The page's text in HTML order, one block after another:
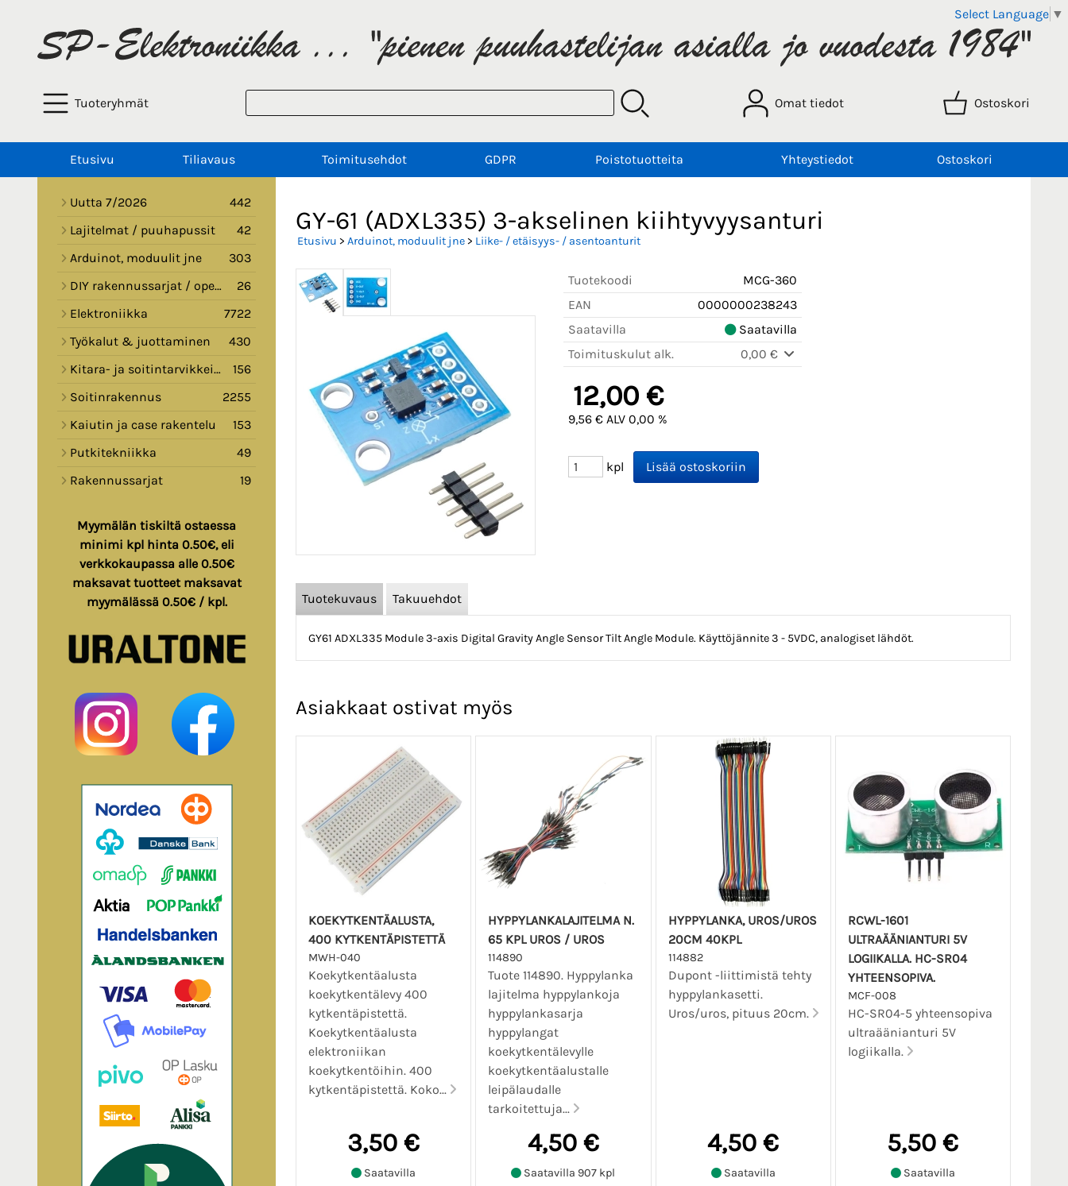
Select Language ▼
Tuoteryhmät Omat tiedot Ostoskori
Etusivu Tiliavaus Toimitusehdot GDPR Poistotuotteita Yhteystiedot Ostoskori
Uutta 7/2026
442
Lajitelmat / puuhapussit
42
Arduinot, moduulit jne
303
DIY rakennussarjat / opetussarjat
26
Elektroniikka
7722
Työkalut & juottaminen
430
Kitara- ja soitintarvikkeita
156
Soitinrakennus
2255
Kaiutin ja case rakentelu
153
Putkitekniikka
49
Rakennussarjat
19
Myymälän tiskiltä ostaessa
minimi kpl hinta 0.50€, eli
verkkokaupassa alle 0.50€
maksavat tuotteet maksavat
myymälässä 0.50€ / kpl.
GY-61 (ADXL335) 3-akselinen kiihtyvyysanturi
Etusivu > Arduinot, moduulit jne> Liike- / etäisyys- / asentoanturit
Tuotekoodi
MCG-360
EAN
0000000238243
Saatavilla
Saatavilla
Toimituskulut alk.
0,00 €
12,00 €
9,56 € ALV 0,00 %
kpl
Tuotekuvaus Takuuehdot
GY61 ADXL335 Module 3-axis Digital Gravity Angle Sensor Tilt Angle Module. Käyttöjännite 3 - 5VDC, analogiset lähdöt.
Asiakkaat ostivat myös
KOEKYTKENTÄALUSTA,
400 KYTKENTÄPISTETTÄ
MWH-040
Koekytkentäalusta
koekytkentälevy 400
kytkentäpistettä.
Koekytkentäalusta
elektroniikan
koekytkentöihin. 400
kytkentäpistettä. Koko...
3,50 €
Saatavilla
HYPPYLANKALAJITELMA N.
65 KPL UROS / UROS
114890
Tuote 114890. Hyppylanka
lajitelma hyppylankoja
hyppylankasarja
hyppylangat
koekytkentälevylle
koekytkentäalustalle
leipälaudalle
tarkoitettuja...
4,50 €
Saatavilla 907 kpl
HYPPYLANKA, UROS/UROS
20CM 40KPL
114882
Dupont -liittimistä tehty
hyppylankasetti.
Uros/uros, pituus 20cm.
4,50 €
Saatavilla
RCWL-1601
ULTRAÄÄNIANTURI 5V
LOGIIKALLA. HC-SR04
YHTEENSOPIVA.
MCF-008
HC-SR04-5 yhteensopiva
ultraäänianturi 5V
logiikalla.
5,50 €
Saatavilla